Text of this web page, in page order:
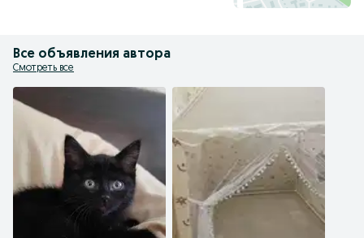
Все объявления автора
Смотреть все